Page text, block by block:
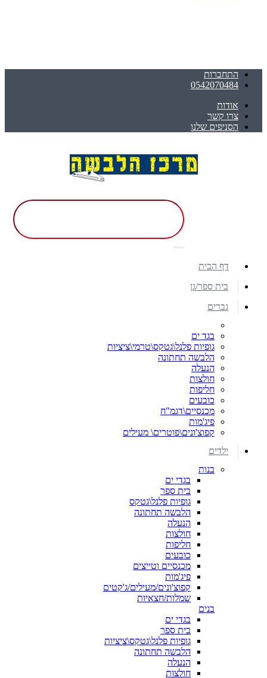
התחברות
0542070484
אודות
צרו קשר
הסניפים שלנו
דף הבית
בית ספר/גן
גברים
בגד ים
גופיות פלנל\גטקס\טרמי\ציציות
הלבשה תחתונה
הנעלה
חולצות
חליפות
כובעים
מכנסיים\דגמ"ח
פיג'מות
קפוצ'ונים\פוטרים\ מעילים
ילדים
בנות
בגדי ים
בית ספר
גופיות פלנל\גטקס
הלבשה תחתונה
הנעלה
חולצות
חליפות
כובעים
מכנסיים וטייצים
פיג'מות
קפוצ'ונים/מעילים/ג'קטים
שמלות/חצאיות
בנים
בגדי ים
בית ספר
גופיות פלנל\גטקס\ציציות
הלבשה תחתונה
הנעלה
חולצות